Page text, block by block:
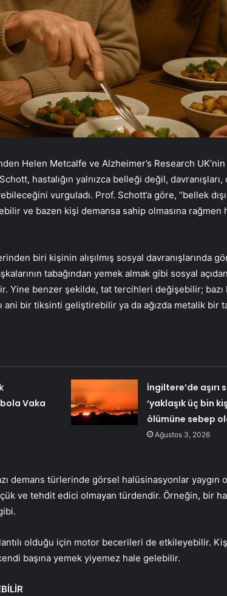
Helen Metcalfe ve Alzheimer’s Research UK’nin
hastalığın yalnızca belleği değil,
vurguladı. Prof. Schott’a göre, “bellek
ve bazen kişi demansa sahip olmasına rağmen
biri kişinin alışılmış sosyal davranışlarında
tabağından yemek almak gibi sosyal
Yine benzer şekilde, tat tercihleri değişebilir;
ani bir tiksinti geliştirebilir ya da ağızda metalik bir
Vaka
İngiltere’de aşırı
‘yaklaşık üç bin
ölümüne sebep
Ağustos 3, 2026
demans türlerinde görsel halüsinasyonlar yaygın
ve tehdit edici olmayan türdendir. Örneğin, bir
olduğu için motor becerileri de etkileyebilir.
başına yemek yiyemez hale gelebilir.